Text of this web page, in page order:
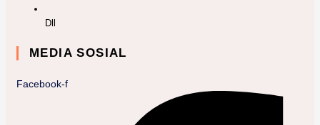
Dll
MEDIA SOSIAL
Facebook-f